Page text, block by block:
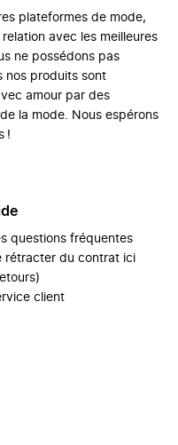
plateformes de mode,
avec les meilleures
ne possédons pas
nos produits sont
amour par des
la mode. Nous espérons
!
questions fréquentes
rétracter du contrat ici
client